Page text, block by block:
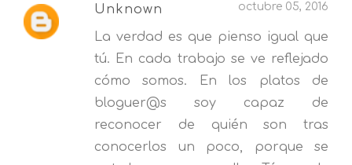
Unknown octubre 05, 2016
La verdad es que pienso igual que
tú. En cada trabajo se ve reflejado
cómo somos. En los platos de
bloguer@s soy capaz de
reconocer de quién son tras
conocerlos un poco, porque se